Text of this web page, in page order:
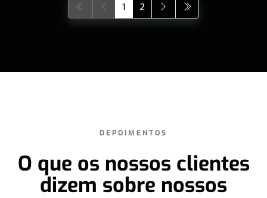
1 2
DEPOIMENTOS
O que os nossos clientes
dizem sobre nossos